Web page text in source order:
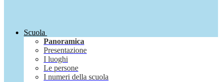
Scuola
Panoramica
Presentazione
I luoghi
Le persone
I numeri della scuola